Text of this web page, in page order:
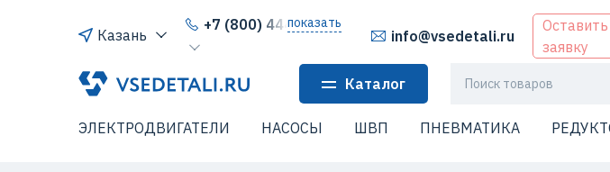
Казань
+7 (800) 444-64-80
показать
info@vsedetali.ru
Оставить
заявку
Каталог
ЭЛЕКТРОДВИГАТЕЛИ НАСОСЫ ШВП ПНЕВМАТИКА